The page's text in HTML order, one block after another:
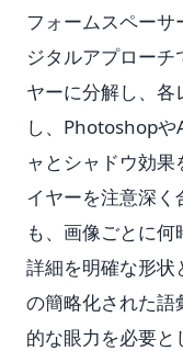
フォームスペー
ジタルアプロー
ヤーに分解し、
し、Photoshop
ャとシャドウ効
イヤーを注意深
も、画像ごとに
詳細を明確な形状
の簡略化された語
的な眼力を必要と